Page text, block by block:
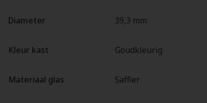
Diameter 39,3 mm
Kleur kast Goudkleurig
Materiaal glas Saffier